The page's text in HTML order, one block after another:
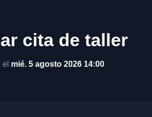
cita de taller
mié. 5 agosto 2026 14:00